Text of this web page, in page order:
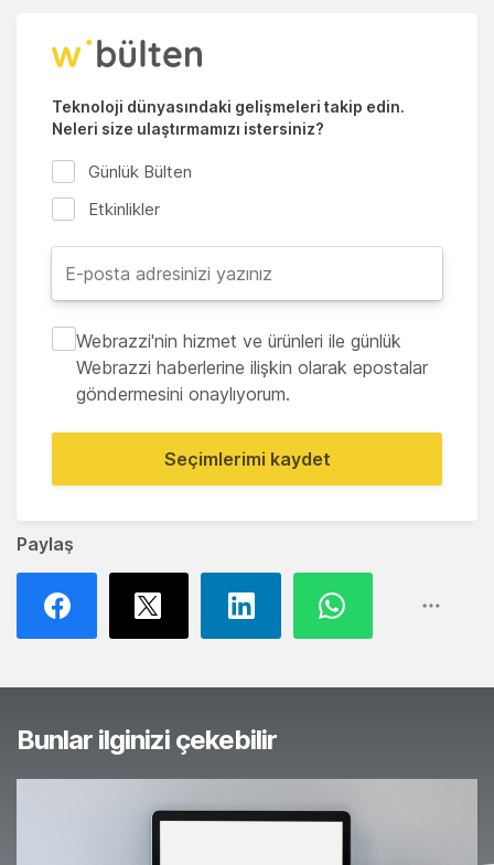
Paylaş
Teknoloji dünyasındaki gelişmeleri takip edin.
Neleri size ulaştırmamızı istersiniz?
Günlük Bülten
Etkinlikler
Webrazzi'nin hizmet ve ürünleri ile günlük
Webrazzi haberlerine ilişkin olarak epostalar
göndermesini onaylıyorum.
Seçimlerimi kaydet
Bunlar ilginizi çekebilir